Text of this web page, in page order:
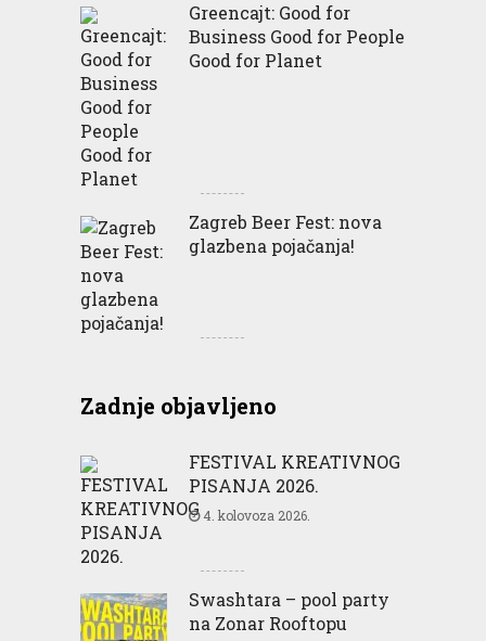
Greencajt: Good for
Business Good for People
Good for Planet
Zagreb Beer Fest: nova
glazbena pojačanja!
Zadnje objavljeno
FESTIVAL KREATIVNOG
PISANJA 2026.
4. kolovoza 2026.
Swashtara – pool party
na Zonar Rooftopu